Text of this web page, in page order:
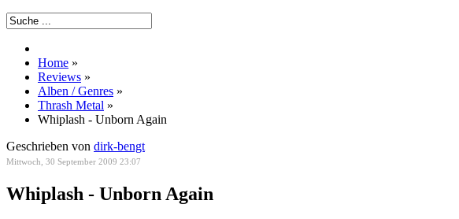
Home »
Reviews »
Alben / Genres »
Thrash Metal »
Whiplash - Unborn Again
Geschrieben von dirk-bengt
Mittwoch, 30 September 2009 23:07
Whiplash - Unborn Again